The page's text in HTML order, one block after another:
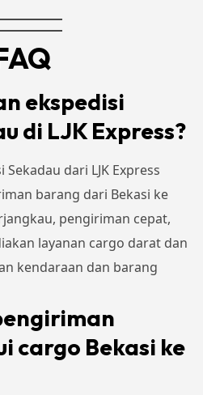
ekspedisi
di LJK Express?
dari LJK Express
barang dari Bekasi ke
pengiriman cepat,
layanan cargo darat dan
kendaraan dan barang
cargo Bekasi ke